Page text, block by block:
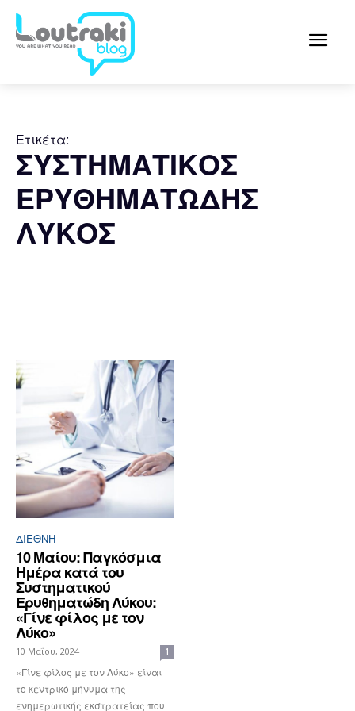
Ετικέτα:
ΣΥΣΤΗΜΑΤΙΚΟΣ
ΕΡΥΘΗΜΑΤΩΔΗΣ
ΛΥΚΟΣ
ΔΙΕΘΝΉ
10 Μαίου: Παγκόσμια
Ημέρα κατά του
Συστηματικού
Ερυθηματώδη Λύκου:
«Γίνε φίλος με τον
Λύκο»
10 Μαΐου, 2024 1
«Γίνε φίλος με τον Λύκο» είναι
το κεντρικό μήνυμα της
ενημερωτικής εκστρατείας που